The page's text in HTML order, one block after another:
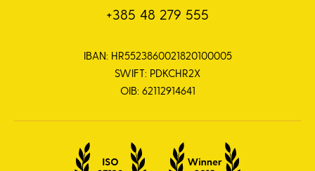
+385 48 279 555
IBAN: HR5523860021820100005
SWIFT: PDKCHR2X
OIB: 62112914641